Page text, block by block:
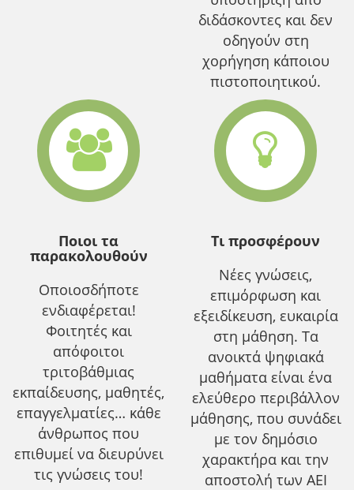
διδάσκοντες και δεν
οδηγούν στη
χορήγηση κάποιου
πιστοποιητικού.
Ποιοι τα
παρακολουθούν
Οποιοσδήποτε
ενδιαφέρεται!
Φοιτητές και
απόφοιτοι
τριτοβάθμιας
εκπαίδευσης, μαθητές,
επαγγελματίες… κάθε
άνθρωπος που
επιθυμεί να διευρύνει
τις γνώσεις του!
Τι προσφέρουν
Νέες γνώσεις,
επιμόρφωση και
εξειδίκευση, ευκαιρία
στη μάθηση. Τα
ανοικτά ψηφιακά
μαθήματα είναι ένα
ελεύθερο περιβάλλον
μάθησης, που συνάδει
με τον δημόσιο
χαρακτήρα και την
αποστολή των ΑΕΙ